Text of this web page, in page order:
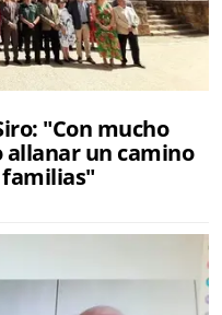
"Con mucho
allanar un camino
familias"